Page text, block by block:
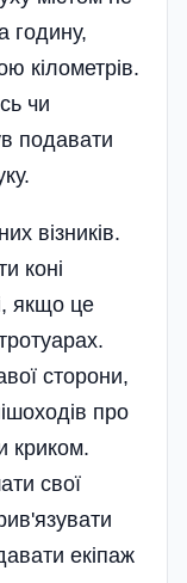
годину,
кілометрів.
чи
подавати
візників.
коні
якщо це
сторони,
про
криком.
свої
екіпаж